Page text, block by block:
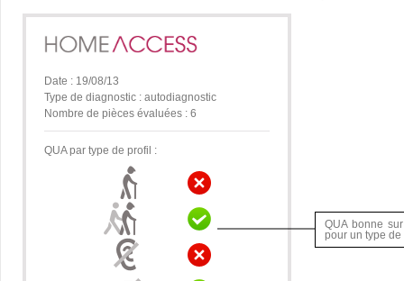
Date : 19/08/13
Type de diagnostic : autodiagnostic
Nombre de pièces évaluées : 6
QUA par type de profil :
QUA bonne
pour un type